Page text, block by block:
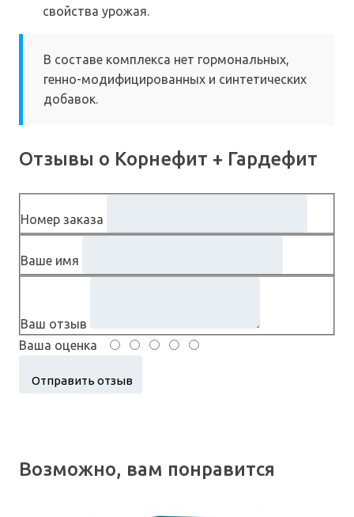
свойства урожая.
В составе комплекса нет гормональных,
генно-модифицированных и синтетических
добавок.
Отзывы о Корнефит + Гардефит
Номер заказа
Ваше имя
Ваш отзыв
Ваша оценка
Возможно, вам понравится